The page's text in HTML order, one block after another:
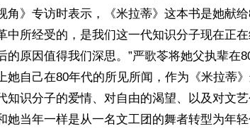
角》专访时表示，《米拉蒂》这本书是她献
中所经受的，是我们这一代知识分子现在正
的原因值得我们深思。”严歌苓将她父执辈在
她自己在80年代的所见所闻，作为《米拉蒂
知识分子的爱情、对自由的渴望、以及对文
她当年一样是从一名文工团的舞者转型为年